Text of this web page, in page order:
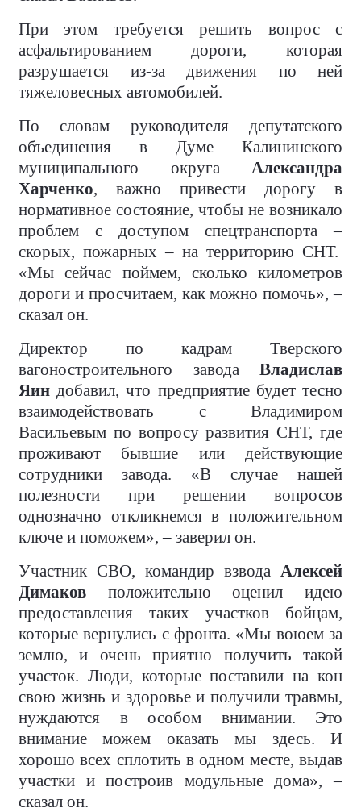
При этом требуется решить вопрос с
асфальтированием дороги, которая
разрушается из-за движения по ней
тяжеловесных автомобилей.
По словам руководителя депутатского
объединения в Думе Калининского
муниципального округа Александра
Харченко, важно привести дорогу в
нормативное состояние, чтобы не возникало
проблем с доступом спецтранспорта –
скорых, пожарных – на территорию СНТ.
«Мы сейчас поймем, сколько километров
дороги и просчитаем, как можно помочь», –
сказал он.
Директор по кадрам Тверского
вагоностроительного завода Владислав
Яин добавил, что предприятие будет тесно
взаимодействовать с Владимиром
Васильевым по вопросу развития СНТ, где
проживают бывшие или действующие
сотрудники завода. «В случае нашей
полезности при решении вопросов
однозначно откликнемся в положительном
ключе и поможем», – заверил он.
Участник СВО, командир взвода Алексей
Димаков положительно оценил идею
предоставления таких участков бойцам,
которые вернулись с фронта. «Мы воюем за
землю, и очень приятно получить такой
участок. Люди, которые поставили на кон
свою жизнь и здоровье и получили травмы,
нуждаются в особом внимании. Это
внимание можем оказать мы здесь. И
хорошо всех сплотить в одном месте, выдав
участки и построив модульные дома», –
сказал он.